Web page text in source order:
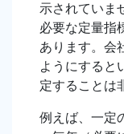
示されていま
必要な定量指
あります。会
ようにすると
定することは
例えば、一定